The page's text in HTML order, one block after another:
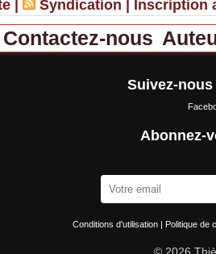
Syndication Inscription
Contactez-nous
Suivez-
Abonnez-
Conditions d'utilisation Politique de